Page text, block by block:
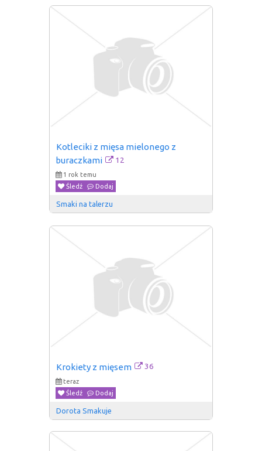
Kotleciki z mięsa mielonego z
buraczkami
12
1 rok temu
Śledź
Dodaj
Smaki na talerzu
Krokiety z mięsem 36
teraz
Śledź
Dodaj
Dorota Smakuje